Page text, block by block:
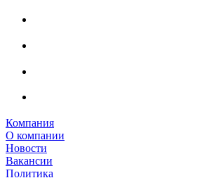
Компания
О компании
Новости
Вакансии
Политика